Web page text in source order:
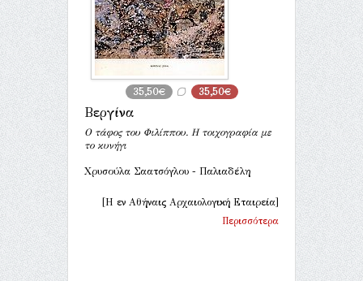
35,50€ 35,50€
Βεργίνα
Ο τάφος του Φιλίππου. Η τοιχογραφία με
το κυνήγι
Χρυσούλα Σαατσόγλου - Παλιαδέλη
[Η εν Αθήναις Αρχαιολογική Εταιρεία]
Περισσότερα